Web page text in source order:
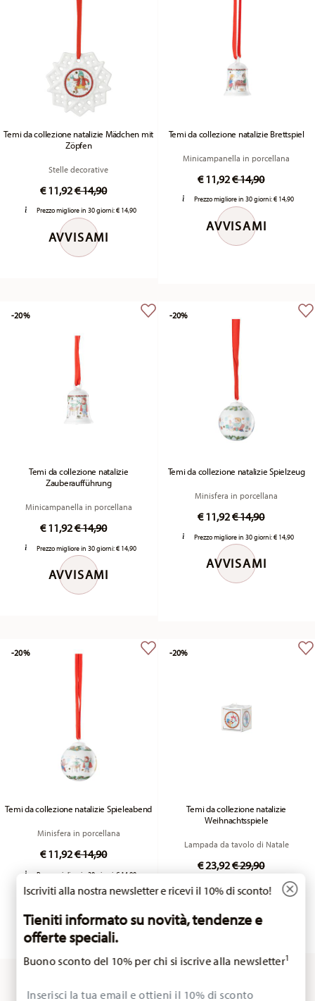
Temi da collezione natalizie Mädchen mit
Zöpfen
Stelle decorative
€ 11,92Price reduced from
€ 14,90to
Prezzo migliore in 30 giorni:€ 14,90
AVVISAMI
Temi da collezione natalizie Brettspiel
Minicampanella in porcellana
€ 11,92Price reduced
€ 14,90to
Prezzo migliore in 30 giorni:€ 14,90
AVVISAMI
Temi da collezione natalizie
Zauberaufführung
Minicampanella in porcellana
€ 11,92Price reduced from
€ 14,90to
Prezzo migliore in 30 giorni:€ 14,90
AVVISAMI
-20%
Temi da collezione natalizie Spielzeug
Minisfera in porcellana
€ 11,92Price reduced
€ 14,90to
Prezzo migliore in 30 giorni:€ 14,90
AVVISAMI
-20%
Temi da collezione natalizie Spieleabend
Minisfera in porcellana
€ 11,92Price reduced from
€ 14,90to
Prezzo migliore in 30 giorni: € 14,90
-20%
Temi da collezione natalizie
Weihnachtsspiele
Lampada da tavolo di Natale
€ 23,92Price reduced
€ 29,90to
Prezzo migliore in 30 giorni: € 29,90
AVVISAMI
-20%
Iscriviti alla nostra newsletter e ricevi il 10% di sconto!
Tieniti informato su novità, tendenze e
offerte speciali.
Buono sconto del 10% per chi si iscrive alla newsletter1